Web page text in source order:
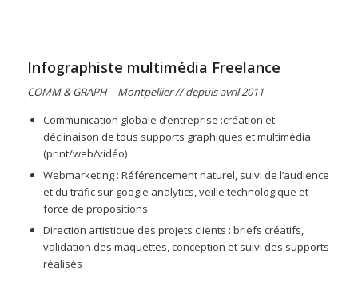
Infographiste multimédia Freelance
COMM & GRAPH – Montpellier // depuis avril 2011
Communication globale d’entreprise :création et
déclinaison de tous supports graphiques et multimédia
(print/web/vidéo)
Webmarketing : Référencement naturel, suivi de l’audience
et du trafic sur google analytics, veille technologique et
force de propositions
Direction artistique des projets clients : briefs créatifs,
validation des maquettes, conception et suivi des supports
réalisés